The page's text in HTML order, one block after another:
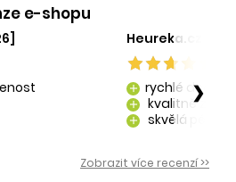
e-shopu
Heureka.cz [29.
add rychlé dodání
add kvalitně
add skvělá péče o
❯
Zobrazit více recenzí >>